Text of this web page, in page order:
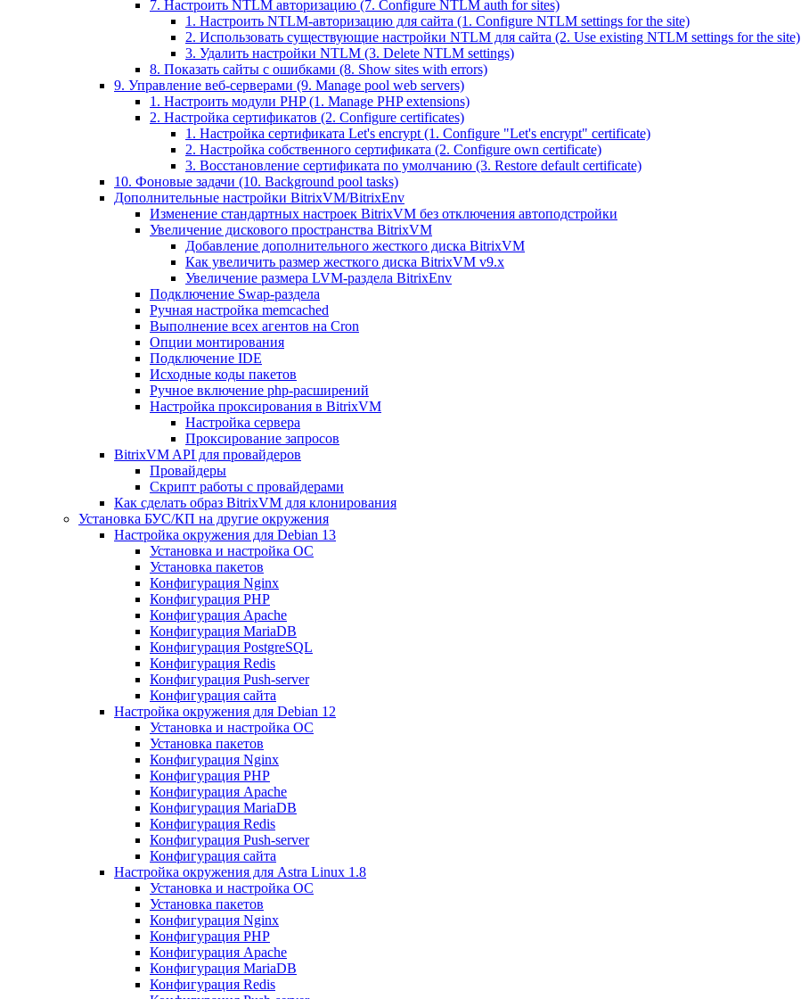
7. Настроить NTLM авторизацию (7. Configure NTLM auth for sites)
1. Настроить NTLM-авторизацию для сайта (1. Configure NTLM settings for the site)
2. Использовать существующие настройки NTLM для сайта (2. Use existing NTLM settings for the site)
3. Удалить настройки NTLM (3. Delete NTLM settings)
8. Показать сайты с ошибками (8. Show sites with errors)
9. Управление веб-серверами (9. Manage pool web servers)
1. Настроить модули PHP (1. Manage PHP extensions)
2. Настройка сертификатов (2. Configure certificates)
1. Настройка сертификата Let's encrypt (1. Configure "Let's encrypt" certificate)
2. Настройка собственного сертификата (2. Configure own certificate)
3. Восстановление сертификата по умолчанию (3. Restore default certificate)
10. Фоновые задачи (10. Background pool tasks)
Дополнительные настройки BitrixVM/BitrixEnv
Изменение стандартных настроек BitrixVM без отключения автоподстройки
Увеличение дискового пространства BitrixVM
Добавление дополнительного жесткого диска BitrixVM
Как увеличить размер жесткого диска BitrixVM v9.x
Увеличение размера LVM-раздела BitrixEnv
Подключение Swap-раздела
Ручная настройка memcached
Выполнение всех агентов на Cron
Опции монтирования
Подключение IDE
Исходные коды пакетов
Ручное включение php-расширений
Настройка проксирования в BitrixVM
Настройка сервера
Проксирование запросов
BitrixVM API для провайдеров
Провайдеры
Скрипт работы с провайдерами
Как сделать образ BitrixVM для клонирования
Установка БУС/КП на другие окружения
Настройка окружения для Debian 13
Установка и настройка ОС
Установка пакетов
Конфигурация Nginx
Конфигурация PHP
Конфигурация Apache
Конфигурация MariaDB
Конфигурация PostgreSQL
Конфигурация Redis
Конфигурация Push-server
Конфигурация сайта
Настройка окружения для Debian 12
Установка и настройка ОС
Установка пакетов
Конфигурация Nginx
Конфигурация PHP
Конфигурация Apache
Конфигурация MariaDB
Конфигурация Redis
Конфигурация Push-server
Конфигурация сайта
Настройка окружения для Astra Linux 1.8
Установка и настройка ОС
Установка пакетов
Конфигурация Nginx
Конфигурация PHP
Конфигурация Apache
Конфигурация MariaDB
Конфигурация Redis